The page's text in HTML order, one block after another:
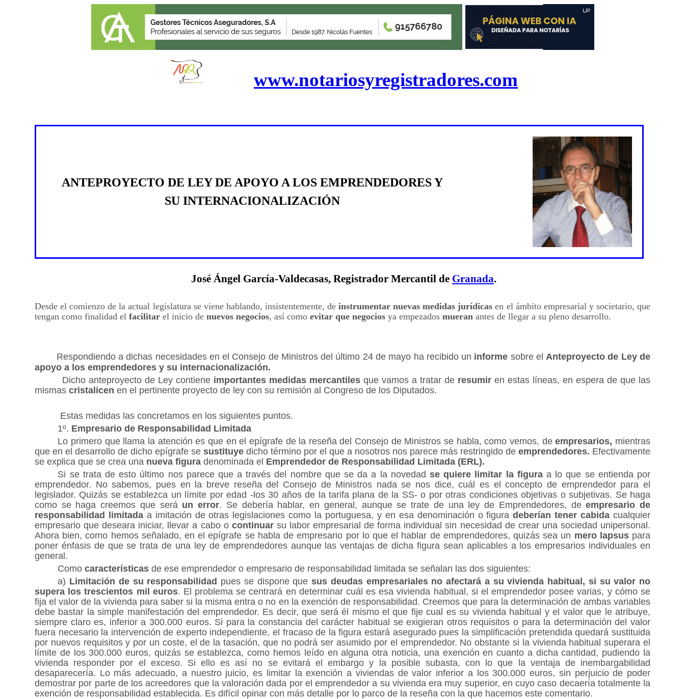
www.notariosyregistradores.com
ANTEPROYECTO DE LEY DE APOYO A LOS EMPRENDEDORES Y
SU INTERNACIONALIZACIÓN
José Ángel García-Valdecasas, Registrador Mercantil de Granada.
Desde el comienzo de la actual legislatura se viene hablando, insistentemente, deinstrumentar nuevas medidas jurídicas en el ámbito empresarial y societario, que
tengan como finalidad el facilitar el inicio de nuevos negocios, así como evitar que negocios ya empezados mueran antes de llegar a su pleno desarrollo.
Respondiendo a dichas necesidades en el Consejo de Ministros del último 24 de mayo ha recibido un informe sobre elAnteproyecto de Ley de
apoyo a los emprendedores y su internacionalización.
Dicho anteproyecto de Ley contiene importantes medidas mercantiles que vamos a tratar de resumir en estas líneas, en espera de que las
mismas cristalicen en el pertinente proyecto de ley con su remisión al Congreso de los Diputados.
Estas medidas las concretamos en los siguientes puntos.
1º. Empresario de Responsabilidad Limitada
Lo primero que llama la atención es que en el epígrafe de la reseña del Consejo de Ministros se habla, como vemos, deempresarios, mientras
que en el desarrollo de dicho epígrafe se sustituye dicho término por el que a nosotros nos parece más restringido de emprendedores. Efectivamente
se explica que se crea una nueva figura denominada el Emprendedor de Responsabilidad Limitada (ERL).
Si se trata de esto último nos parece que a través del nombre que se da a la novedadse quiere limitar la figuraa lo que se entienda por
emprendedor. No sabemos, pues en la breve reseña del Consejo de Ministros nada se nos dice, cuál es el concepto de emprendedor para el
legislador. Quizás se establezca un límite por edad -los 30 años de la tarifa plana de la SS- o por otras condiciones objetivas o subjetivas. Se haga
como se haga creemos que será un error. Se debería hablar, en general, aunque se trate de una ley de Emprendedores, deempresario de
responsabilidad limitadaa imitación de otras legislaciones como la portuguesa, y en esa denominación o figuradeberían tener cabida cualquier
empresario que deseara iniciar, llevar a cabo o continuarsu labor empresarial de forma individual sin necesidad de crear una sociedad unipersonal.
Ahora bien, como hemos señalado, en el epígrafe se habla de empresario por lo que el hablar de emprendedores, quizás sea un mero lapsuspara
poner énfasis de que se trata de una ley de emprendedores aunque las ventajas de dicha figura sean aplicables a los empresarios individuales en
general.
Comocaracterísticas de ese emprendedor o empresario de responsabilidad limitada se señalan las dos siguientes:
a) Limitación de su responsabilidad pues se dispone quesus deudas empresariales no afectará a su vivienda habitual, si su valor no
supera los trescientos mil euros. El problema se centrará en determinar cuál es esa vivienda habitual, si el emprendedor posee varias, y cómo se
fija el valor de la vivienda para saber si la misma entra o no en la exención de responsabilidad. Creemos que para la determinación de ambas variables
debe bastar la simple manifestación del emprendedor. Es decir, que será él mismo el que fije cual es su vivienda habitual y el valor que le atribuye,
siempre claro es, inferior a 300.000 euros. Si para la constancia del carácter habitual se exigieran otros requisitos o para la determinación del valor
fuera necesario la intervención de experto independiente, el fracaso de la figura estará asegurado pues la simplificación pretendida quedará sustituida
por nuevos requisitos y por un coste, el de la tasación, que no podrá ser asumido por el emprendedor. No obstante si la vivienda habitual superara el
límite de los 300.000 euros, quizás se establezca, como hemos leído en alguna otra noticia, una exención en cuanto a dicha cantidad, pudiendo la
vivienda responder por el exceso. Si ello es así no se evitará el embargo y la posible subasta, con lo que la ventaja de inembargabilidad
desaparecería. Lo más adecuado, a nuestro juicio, es limitar la exención a viviendas de valor inferior a los 300.000 euros, sin perjuicio de poder
demostrar por parte de los acreedores que la valoración dada por el emprendedor a su vivienda era muy superior, en cuyo caso decaería totalmente la
exención de responsabilidad establecida. Es difícil opinar con más detalle por lo parco de la reseña con la que hacemos este comentario.